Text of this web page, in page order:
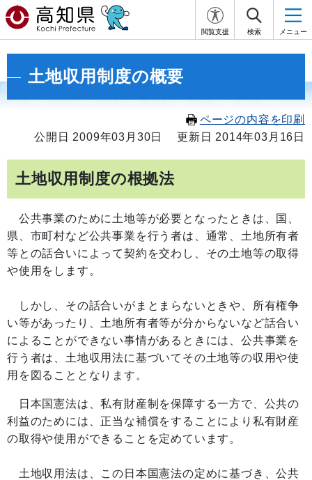
閲覧支援 検索 メニュー
土地収用制度の概要
ページの内容を印刷
公開日 2009年03月30日
更新日 2014年03月16日
土地収用制度の根拠法
公共事業のために土地等が必要となったときは、国、
県、市町村など公共事業を行う者は、通常、土地所有者
等との話合いによって契約を交わし、その土地等の取得
や使用をします。
しかし、その話合いがまとまらないときや、所有権争
い等があったり、土地所有者等が分からないなど話合い
によることができない事情があるときには、公共事業を
行う者は、土地収用法に基づいてその土地等の収用や使
用を図ることとなります。
日本国憲法は、私有財産制を保障する一方で、公共の
利益のためには、正当な補償をすることにより私有財産
の取得や使用ができることを定めています。
土地収用法は、この日本国憲法の定めに基づき、公共